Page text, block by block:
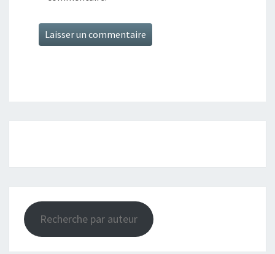
Recherche par auteur